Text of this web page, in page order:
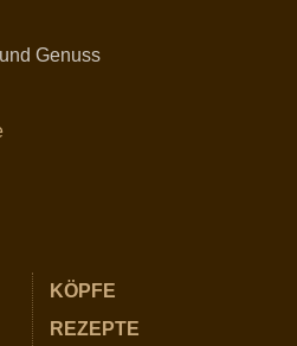
Genuss
KÖPFE
REZEPTE